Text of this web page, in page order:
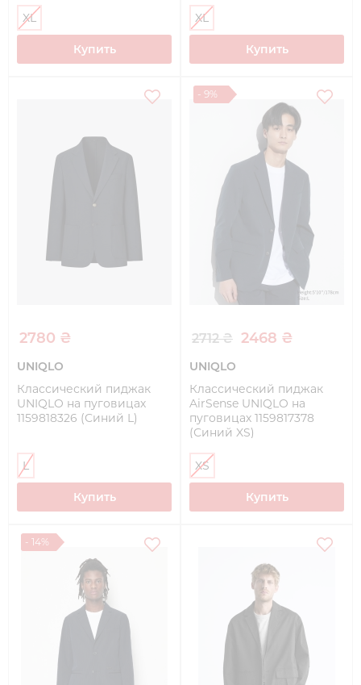
XL
Купить
XL
Купить
2780 ₴
UNIQLO
Классический пиджак
UNIQLO на пуговицах
1159818326 (Синий L)
L
Купить
- 9%
2712 ₴ 2468 ₴
UNIQLO
Классический пиджак
AirSense UNIQLO на
пуговицах 1159817378
(Синий XS)
XS
Купить
- 14%